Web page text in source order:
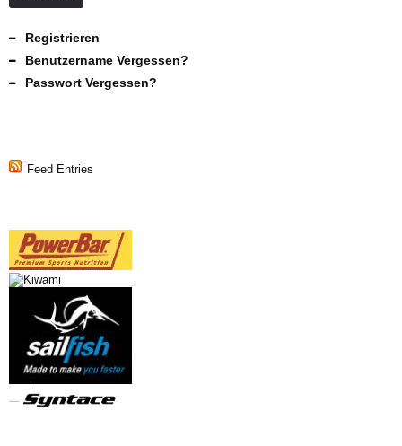
Registrieren
Benutzername Vergessen?
Passwort Vergessen?
Feed Entries